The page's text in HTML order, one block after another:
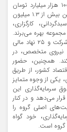
بر اساس اطلاعات منتشرشده در این مراسم، بیش از ۱۰۰ هزار میلیارد تومان
دارایی تحت مدیریت گروه مالی فیروزه قرار دارد. همچنین بیش از ۱.۳ میلیون
کارگزاری،
بهره می‌برند.
فیروزه از طریق بیش از ۱۰۰ کرسی هیات‌مدیره در ۳۴ شرکت و ۲۵ نهاد مالی
تحت نظارت سازمان بورس و با اتکا به بیش از ۵۰۰ نیروی متخصص، در
همچنین، حضور
کشور، از طریق
فرابورسی، یکی از وجوه متمایز
این هلدینگ‌می‌باشد. بیش از ۱۴ صندوق‌ سرمایه‌گذاری این
قرار می‌دهد و در کنار
اصلی گروه را
بودن بیش از ۶۰۰ سبد سرمایه‌گذاری، خود گواه
گروه است.